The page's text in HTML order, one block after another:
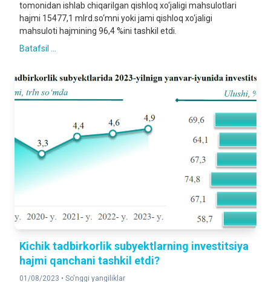
tomonidan ishlab chiqarilgan qishloq xo‘jaligi mahsulotlari
hajmi 15477,1 mlrd.so‘mni yoki jami qishloq xo‘jaligi
mahsuloti hajmining 96,4 %ini tashkil etdi.
Batafsil ...
Kichik tadbirkorlik subyektlarning investitsiya
hajmi qanchani tashkil etdi?
01/08/2023 • So'nggi yangiliklar